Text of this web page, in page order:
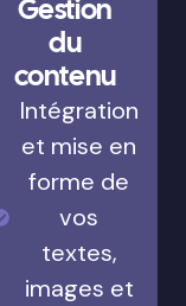
Gestion
du
contenu
Intégration
et mise en
forme de
vos
textes,
images et